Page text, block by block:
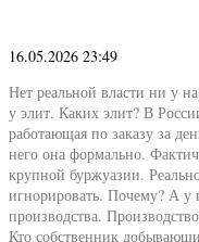
16.05.2026 23:49
Нет реальной власти ни у
у элит. Каких элит? В
работающая по заказу за
него она формально.
крупной буржуазии.
игнорировать. Почему? А у
производства.
Кто собственник